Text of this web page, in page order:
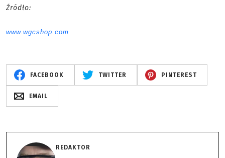
Źródło:
www.wgcshop.com
FACEBOOK TWITTER PINTEREST
EMAIL
REDAKTOR